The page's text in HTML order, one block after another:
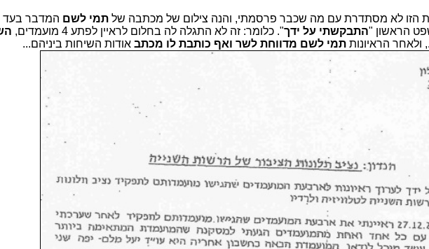
הזו לא מסתדרת עם מה שכבר פרסמתי, והנה צילום של מכתבה שלתמי לשם המדבר בעד
הראשון "התבקשתי על ידך". כלומר: זה לא התגלה לה בחלום לראיין לפתע 4 מועמדים,
ולאחר הראיונותתמי לשם מדווחת לשר ואף כותבת לו מכתבאודות השיחות ביניהם...